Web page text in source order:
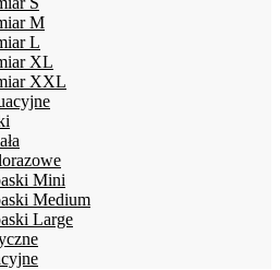
M
L
XL
XXL
Mini
Medium
Large